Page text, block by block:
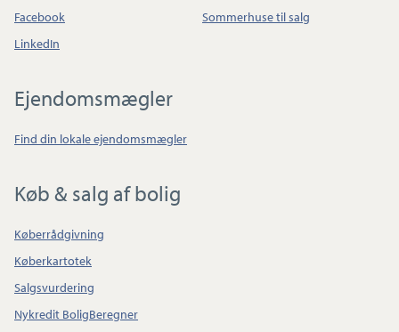
Facebook
LinkedIn
Sommerhuse til salg
Ejendomsmægler
Find din lokale ejendomsmægler
Køb & salg af bolig
Køberrådgivning
Køberkartotek
Salgsvurdering
Nykredit BoligBeregner